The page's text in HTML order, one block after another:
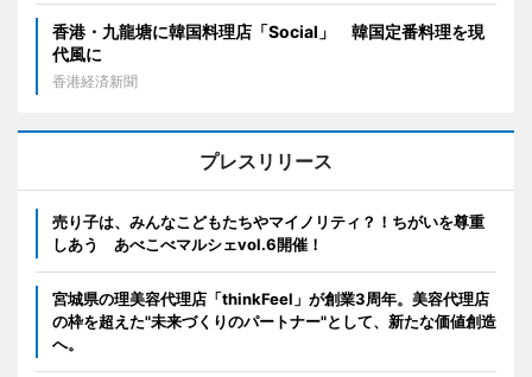
香港・九龍塘に韓国料理店「Social」 韓国定番料理を現
代風に
香港経済新聞
プレスリリース
売り子は、みんなこどもたちやマイノリティ？！ちがいを尊重
しあう あべこべマルシェvol.6開催！
宮城県の理美容代理店「thinkFeel」が創業3周年。美容代理店
の枠を超えた"未来づくりのパートナー"として、新たな価値創造
へ。